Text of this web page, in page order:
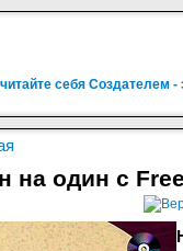
себя Создателем
на один с